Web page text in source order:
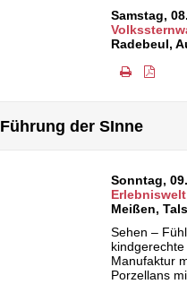
Samstag,
Radebeul,
Führung der SInne
Sonntag,
Meißen,
Sehen –
Manufaktur
Porzellans